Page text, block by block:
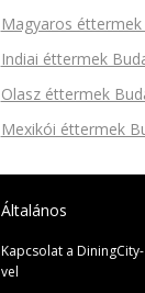
Magyaros
Indiai éttermek
Olasz éttermek
Mexikói éttermek
Általános
Kapcsolat a DiningCity-
vel